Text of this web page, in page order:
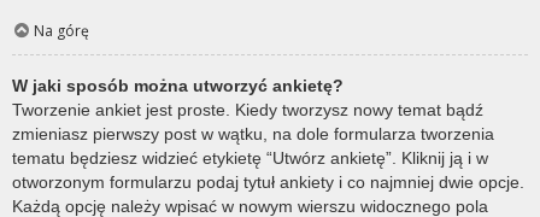
Na górę
W jaki sposób można utworzyć ankietę?
Tworzenie ankiet jest proste. Kiedy tworzysz nowy temat bądź
zmieniasz pierwszy post w wątku, na dole formularza tworzenia
tematu będziesz widzieć etykietę “Utwórz ankietę”. Kliknij ją i w
otworzonym formularzu podaj tytuł ankiety i co najmniej dwie opcje.
Każdą opcję należy wpisać w nowym wierszu widocznego pola